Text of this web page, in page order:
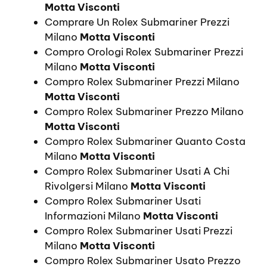
Motta Visconti
Comprare Un Rolex Submariner Prezzi
Milano Motta Visconti
Compro Orologi Rolex Submariner Prezzi
Milano Motta Visconti
Compro Rolex Submariner Prezzi Milano
Motta Visconti
Compro Rolex Submariner Prezzo Milano
Motta Visconti
Compro Rolex Submariner Quanto Costa
Milano Motta Visconti
Compro Rolex Submariner Usati A Chi
Rivolgersi Milano Motta Visconti
Compro Rolex Submariner Usati
Informazioni Milano Motta Visconti
Compro Rolex Submariner Usati Prezzi
Milano Motta Visconti
Compro Rolex Submariner Usato Prezzo